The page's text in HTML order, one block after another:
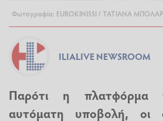
Φωτογραφία: EUROKINISSI / ΤΑΤΙΑΝΑ
ILIALIVE NEWSROOM
Παρότι η πλατφόρμα
αυτόματη υποβολή, οι